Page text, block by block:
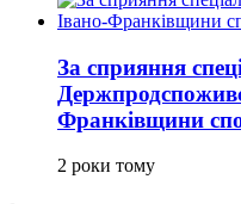
За сприяння
Франківщини
2 роки тому